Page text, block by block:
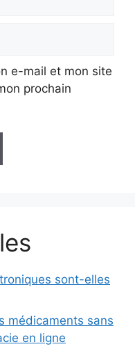
e-mail et mon site
prochain
sont-elles
médicaments sans
en ligne